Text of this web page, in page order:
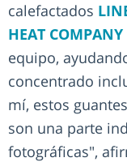
calefactados
HEAT COMPANY
equipo,
concentrado
mí, estos
son una parte
fotográficas",